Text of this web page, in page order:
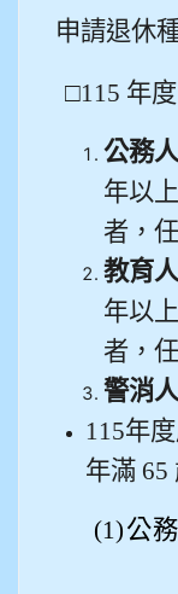
911張 婷
912彭子宸
914王苡澄
申請退休
□115 年
公務
年以
者，
教育
年以
者，
警消
115年
年滿 65
(1)公